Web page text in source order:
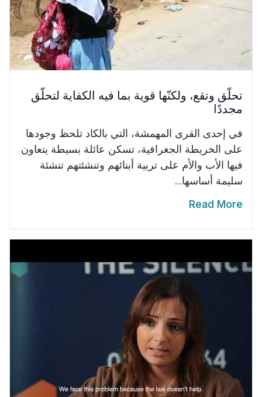
تحلّق وتقع، ولكنّها قوية بما فيه الكفاية لتحلّق
مجددًا
في إحدى القرى المهمشة، التي بالكاد تلحظ وجودها
على الخريطة الجغرافية، تسكن عائلة بسيطة يتعاون
فيها الأب والأم على تربية أبنائهم وتنشئتهم تنشئة
سليمة أساسها...
Read More